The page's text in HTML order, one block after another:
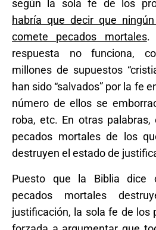
según la sola fe de los
habría que decir que
comete pecados mortales.
respuesta no funciona,
millones de supuestos
han sido “salvados” por la fe
número de ellos se
roba, etc. En otras palabras,
pecados mortales de los
destruyen el estado de
Puesto que la Biblia dice
pecados mortales
justificación, la sola fe de los